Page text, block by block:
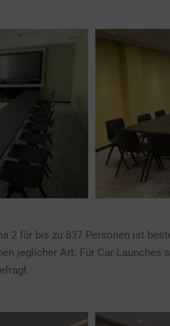
2 für bis zu 837 Personen ist
jeglicher Art. Für Car Launches